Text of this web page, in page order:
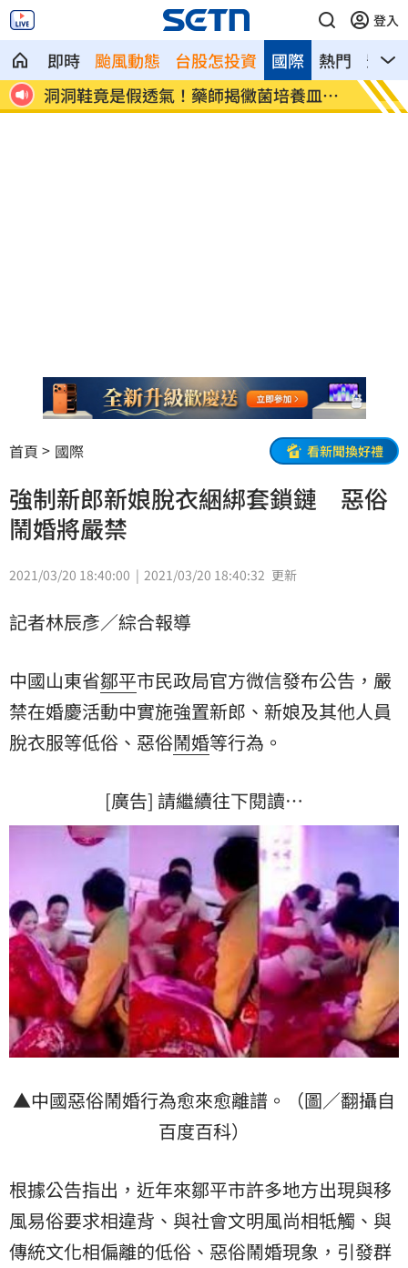
登入
即時 颱風動態 台股怎投資 熱門 影音
國際
洞洞鞋竟是假透氣！藥師揭黴菌培養皿真
相
遭蔡
文
首頁 國際 看新聞換好禮
強制新郎新娘脫衣綑綁套鎖鏈 惡俗
鬧婚將嚴禁
2021/03/20 18:40:00 2021/03/20 18:40:32 更新
記者林辰彥／綜合報導
中國山東省鄒平市民政局官方微信發布公告，嚴
禁在婚慶活動中實施強置新郎、新娘及其他人員
脫衣服等低俗、惡俗鬧婚等行為。
[廣告] 請繼續往下閱讀…
▲中國惡俗鬧婚行為愈來愈離譜。（圖／翻攝自
百度百科）
根據公告指出，近年來鄒平市許多地方出現與移
風易俗要求相違背、與社會文明風尚相牴觸、與
傳統文化相偏離的低俗、惡俗鬧婚現象，引發群